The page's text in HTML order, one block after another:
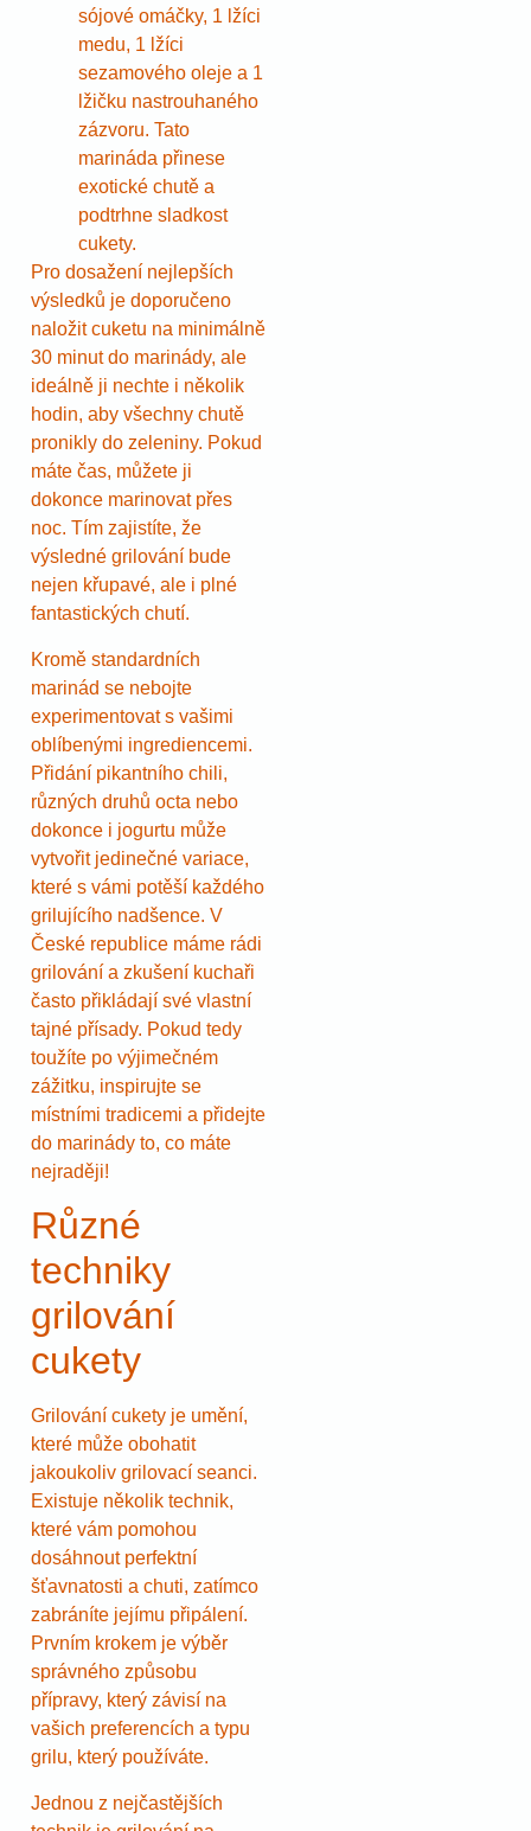
sójové omáčky, 1 lžíci
medu, 1 lžíci
sezamového oleje a 1
lžičku nastrouhaného
zázvoru. Tato
marináda přinese
exotické chutě a
podtrhne sladkost
cukety.
Pro dosažení nejlepších
výsledků je doporučeno
naložit cuketu na minimálně
30 minut do marinády, ale
ideálně ji nechte i několik
hodin, aby všechny chutě
pronikly do zeleniny. Pokud
máte čas, můžete ji
dokonce marinovat přes
noc. Tím zajistíte, že
výsledné grilování bude
nejen křupavé, ale i plné
fantastických chutí.
Kromě standardních
marinád se nebojte
experimentovat s vašimi
oblíbenými ingrediencemi.
Přidání pikantního chili,
různých druhů octa nebo
dokonce i jogurtu může
vytvořit jedinečné variace,
které s vámi potěší každého
grilujícího nadšence. V
České republice máme rádi
grilování a zkušení kuchaři
často přikládají své vlastní
tajné přísady. Pokud tedy
toužíte po výjimečném
zážitku, inspirujte se
místními tradicemi a přidejte
do marinády to, co máte
nejraději!
Různé
techniky
grilování
cukety
Grilování cukety je umění,
které může obohatit
jakoukoliv grilovací seanci.
Existuje několik technik,
které vám pomohou
dosáhnout perfektní
šťavnatosti a chuti, zatímco
zabráníte jejímu připálení.
Prvním krokem je výběr
správného způsobu
přípravy, který závisí na
vašich preferencích a typu
grilu, který používáte.
Jednou z nejčastějších